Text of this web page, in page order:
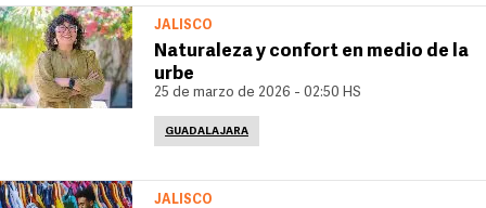
JALISCO
Naturaleza y confort en medio de la
urbe
25 de marzo de 2026 - 02:50 HS
GUADALAJARA
JALISCO